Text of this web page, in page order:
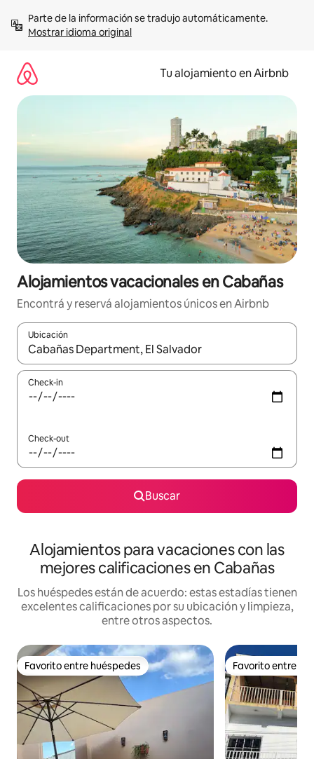
contenidoMostrar idioma original
Tu alojamiento en Airbnb
Alojamientos vacacionales en Cabañas
Encontrá y reservá alojamientos únicos en Airbnb
Ubicación
Cuando los resultados estén disponibles, navegá con las
Check-in
Check-out
Buscar
Alojamientos para vacaciones con las
mejores calificaciones en Cabañas
Los huéspedes están de acuerdo: estas estadías tienen
excelentes calificaciones por su ubicación y limpieza,
entre otros aspectos.
Favorito entre huéspedes
Favorito entre huéspedes Favorito entre
Favorito entre